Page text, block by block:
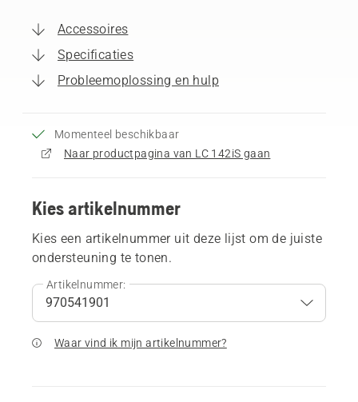
Accessoires
Specificaties
Probleemoplossing en hulp
Momenteel beschikbaar
Naar productpagina van LC 142iS gaan
Kies artikelnummer
Kies een artikelnummer uit deze lijst om de juiste
ondersteuning te tonen.
Artikelnummer:
Waar vind ik mijn artikelnummer?